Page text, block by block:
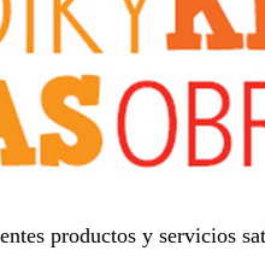
productos y servicios